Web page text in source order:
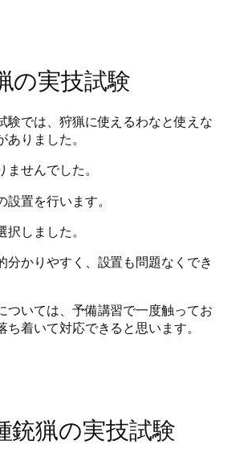
の実技試験
験では、狩猟に使えるわなと使えな
りました。
せんでした。
置を行います。
しました。
分かりやすく、設置も問題なくでき
ついては、予備講習で一度触ってお
ち着いて対応できると思います。
銃猟の実技試験